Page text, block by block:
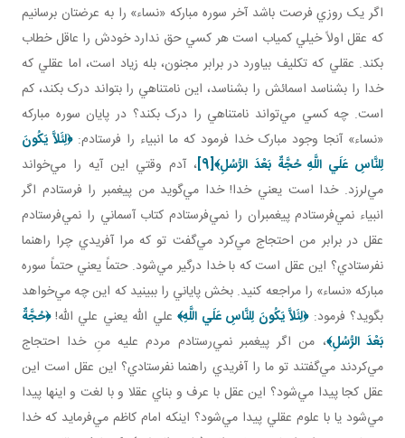
اگر يک روزي فرصت باشد آخر سوره مبارکه «نساء» را به عرضتان برسانيم
که عقل اولاً خيلي کمياب است هر کسي حق ندارد خودش را عاقل خطاب
بکند. عقلي که تکليف بياورد در برابر مجنون، بله زياد است، اما عقلي که
خدا را بشناسد اسمائش را بشناسد، اين نامتناهي را بتواند درک بکند، کم
است. چه کسي مي‌تواند نامتناهي را درک بکند؟ در پايان سوره مبارکه
«نساء» آنجا وجود مبارک خدا فرمود که ما انبياء را فرستادم:﴿لِئَلاَّ يَكُونَ
لِلنَّاسِ عَلَي اللَّهِ حُجَّةٌ بَعْدَ الرُّسُلِ﴾[9]
، آدم وقتي اين آيه را مي‌خواند
مي‌لرزد. خدا است يعني خدا! خدا مي‌گويد من پيغمبر را فرستادم اگر
انبياء نمي‌فرستادم پيغمبران را نمي‌فرستادم کتاب آسماني را نمي‌فرستادم
عقل در برابر من احتجاج مي‌کرد مي‌گفت تو که مرا آفريدي چرا راهنما
نفرستادي؟ اين عقل است که با خدا درگير مي‌شود. حتماً يعني حتماً سوره
مبارکه «نساء» را مراجعه کنيد. بخش پاياني را ببينيد که اين چه مي‌خواهد
بگويد؟ فرمود:﴿لِئَلاَّ يَكُونَ لِلنَّاسِ عَلَي اللَّهِ﴾ علي الله يعني علي الله!﴿حُجَّةٌ
بَعْدَ الرُّسُلِ﴾، من اگر پيغمبر نمي‌رستادم مردم عليه منِ خدا احتجاج
مي‌کردند مي‌گفتند تو ما را آفريدي راهنما نفرستادي؟ اين عقل است اين
عقل کجا پيدا مي‌شود؟ اين عقل با عرف و بناي عقلا و با لغت و اينها پيدا
مي‌شود يا با علوم عقلي پيدا مي‌شود؟ اينکه امام کاظم مي‌فرمايد که خدا